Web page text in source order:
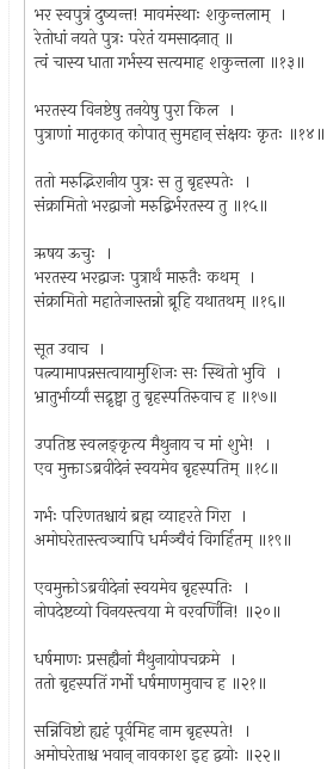
भर स्वपुत्रं दुष्यन्त! मावमंस्थाः शकुन्तलाम् ।
रेतोधां नयते पुत्रः परेतं यमसादनात् ॥
त्वं चास्य धाता गर्भस्य सत्यमाह शकुन्तला ॥१३॥
भरतस्य विनष्टेषु तनयेषु पुरा किल ।
पुत्राणां मातृकात् कोपात् सुमहान् संक्षयः कृतः ॥१४॥
ततो मरुद्भिरानीय पुत्रः स तु बृहस्पतेः ।
संक्रामितो भरद्वाजो मरुद्बिर्भरतस्य तु ॥१५॥
ऋषय ऊचुः ।
भरतस्य भरद्वाजः पुत्रार्थं मारुतैः कथम् ।
संक्रामितो महातेजास्तन्नो ब्रूहि यथातथम् ॥१६॥
सूत उवाच ।
पत्न्यामापन्नसत्वायामुशिजः सः स्थितो भुवि ।
भ्रातुर्भार्य्यां सद्रृष्ट्वा तु बृहस्पतिरुवाच ह ॥१७॥
उपतिष्ठ स्वलङ्कृत्य मैथुनाय च मां शुभे! ।
एव मुक्ताऽब्रवीदेनं स्वयमेव बृहस्पतिम् ॥१८॥
गर्भः परिणतश्चायं ब्रह्म व्याहरते गिरा ।
अमोघरेतास्त्वञ्चापि धर्मञ्चैवं विगर्हितम् ॥१९॥
एवमुक्तोऽब्रवीदेनां स्वयमेव बृहस्पतिः ।
नोपदेष्टव्यो विनयस्त्वया मे वरवर्णिनि! ॥२०॥
धर्षमाणः प्रसह्यैनां मैथुनायोपचक्रमे ।
ततो बृहस्पतिं गर्भो धर्षमाणमुवाच ह ॥२१॥
सन्निविष्टो ह्यहं पूर्वमिह नाम बृहस्पते! ।
अमोघरेताश्च भवान् नावकाश इह द्वयोः ॥२२॥